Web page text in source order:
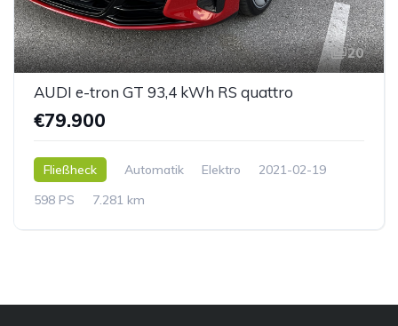
20
AUDI e-tron GT 93,4 kWh RS quattro
€79.900
Fließheck Automatik Elektro
2021-02-19
598 PS
7.281 km